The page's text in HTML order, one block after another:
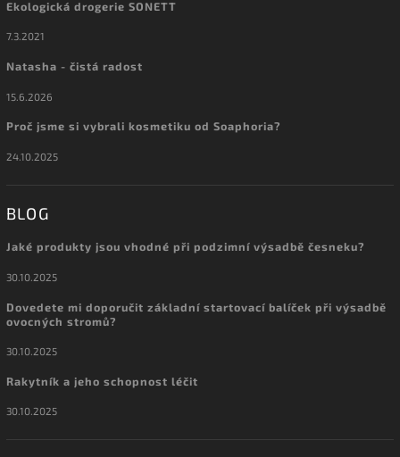
Ekologická drogerie SONETT
7.3.2021
Natasha - čistá radost
15.6.2026
Proč jsme si vybrali kosmetiku od Soaphoria?
24.10.2025
BLOG
Jaké produkty jsou vhodné při podzimní výsadbě česneku?
30.10.2025
Dovedete mi doporučit základní startovací balíček při výsadbě
ovocných stromů?
30.10.2025
Rakytník a jeho schopnost léčit
30.10.2025